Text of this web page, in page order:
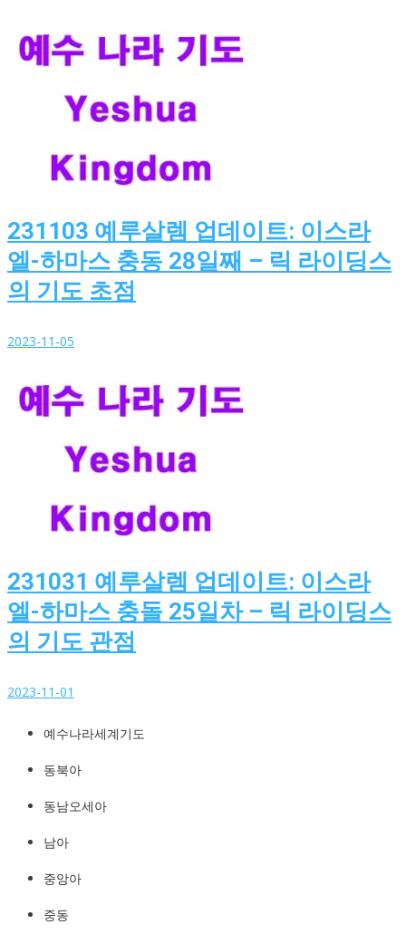
231103 예루살렘 업데이트: 이스라
엘-하마스 충동 28일째 – 릭 라이딩스
의 기도 초점
2023-11-05
231031 예루살렘 업데이트: 이스라
엘-하마스 충돌 25일차 – 릭 라이딩스
의 기도 관점
2023-11-01
예수나라세계기도
http://YeshuaKingdom.kr
예수나라세계기도
동북아
동남오세아
남아
중앙아
중동